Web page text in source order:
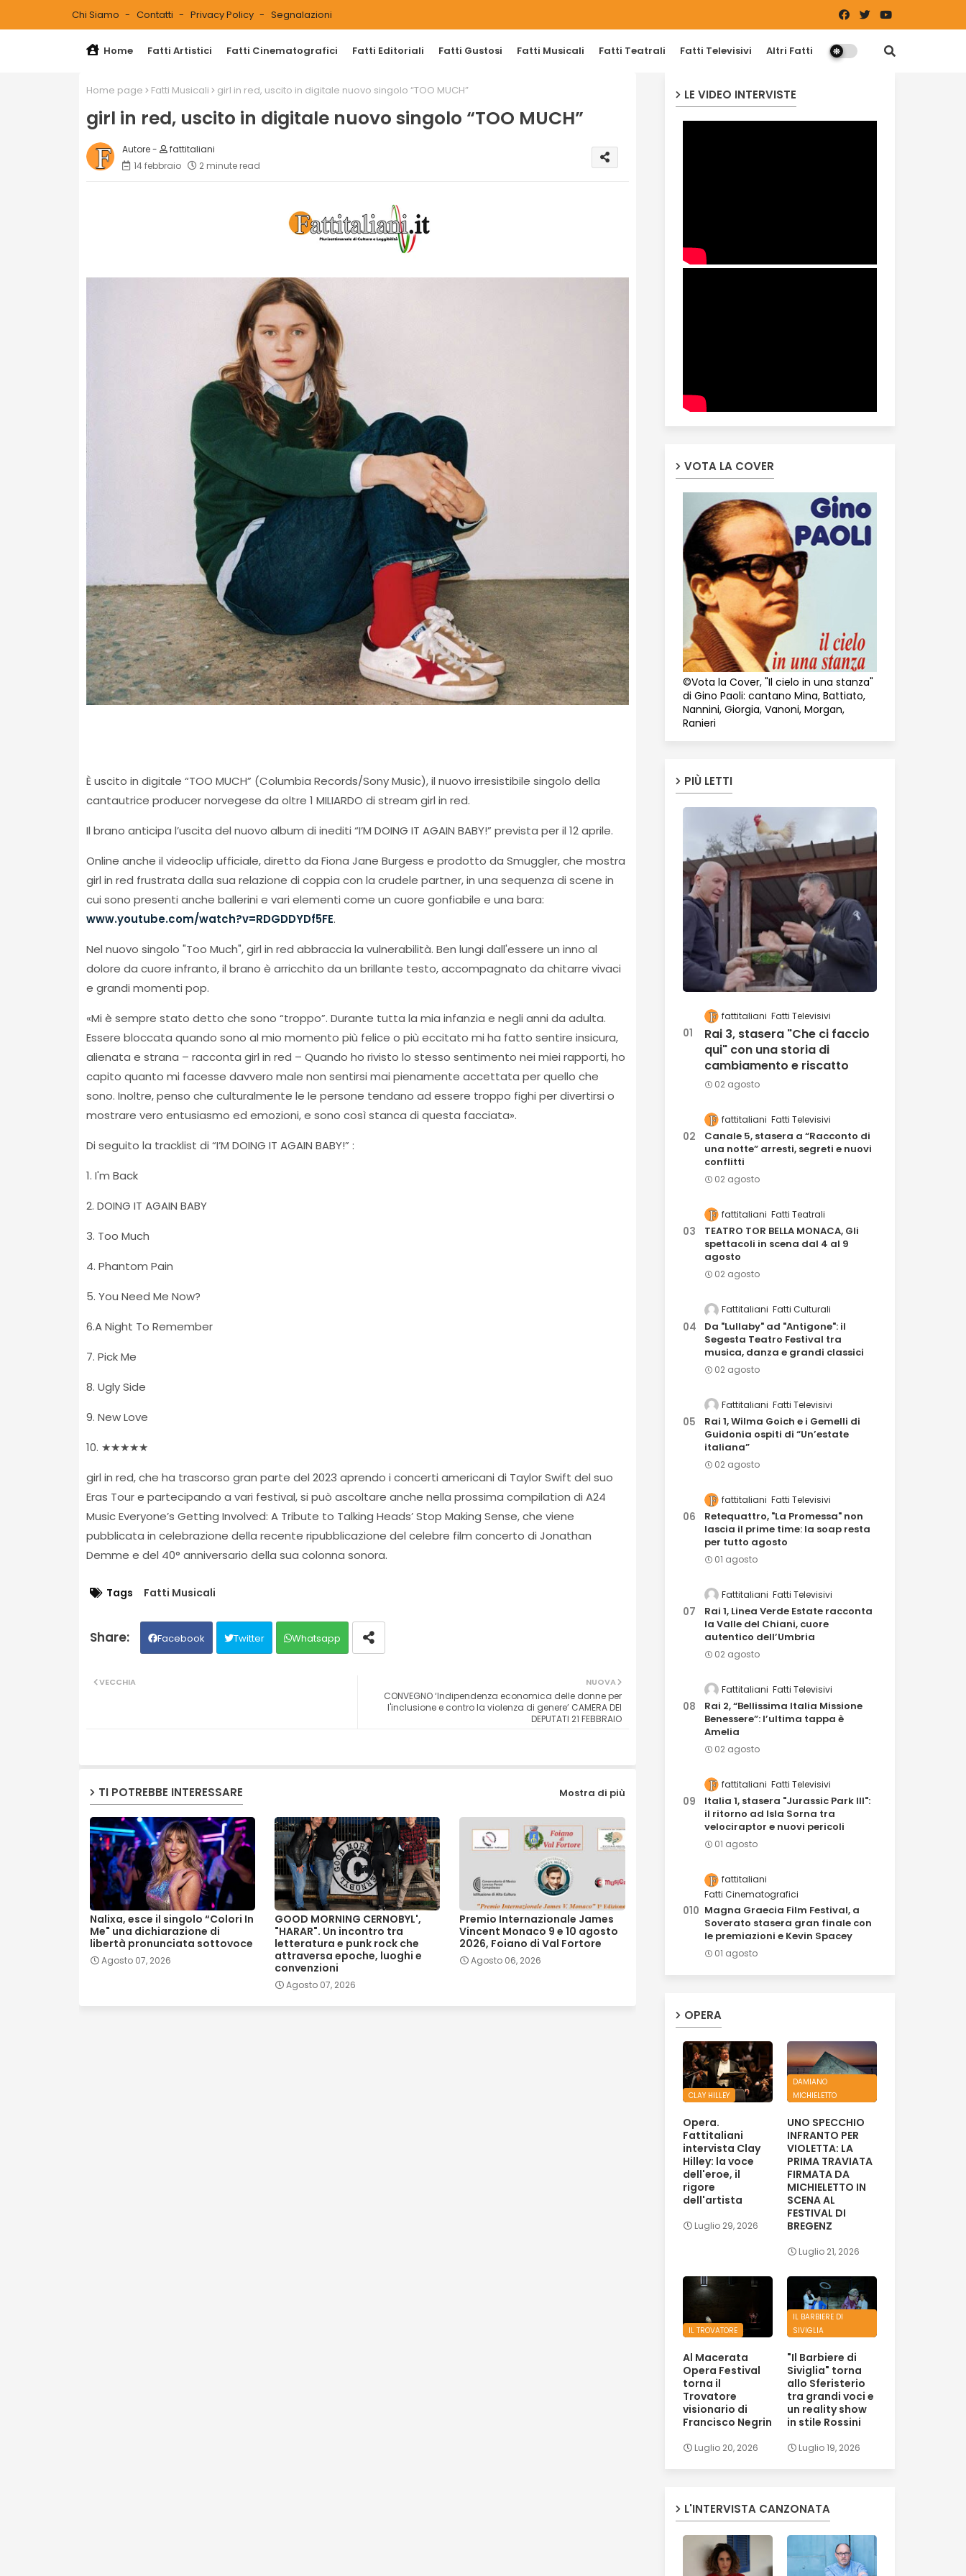
Chi Siamo Contatti Privacy Policy Segnalazioni
Home Fatti Artistici Fatti Cinematografici Fatti Editoriali Fatti Gustosi Fatti Musicali Fatti Teatrali Fatti Televisivi Altri Fatti
Home page Fatti Musicali girl in red, uscito in digitale nuovo singolo “TOO MUCH”
girl in red, uscito in digitale nuovo singolo “TOO MUCH”
fattitaliani
14 febbraio
2 minute read
È uscito in digitale “TOO MUCH” (Columbia Records/Sony Music), il nuovo irresistibile singolo della
cantautrice producer norvegese da oltre 1 MILIARDO di stream girl in red.
Il brano anticipa l’uscita del nuovo album di inediti “I’M DOING IT AGAIN BABY!” prevista per il 12 aprile.
Online anche il videoclip ufficiale, diretto da Fiona Jane Burgess e prodotto da Smuggler, che mostra
girl in red frustrata dalla sua relazione di coppia con la crudele partner, in una sequenza di scene in
cui sono presenti anche ballerini e vari elementi come un cuore gonfiabile e una bara:
www.youtube.com/watch?v=RDGDDYDf5FE.
Nel nuovo singolo "Too Much", girl in red abbraccia la vulnerabilità. Ben lungi dall'essere un inno al
dolore da cuore infranto, il brano è arricchito da un brillante testo, accompagnato da chitarre vivaci
e grandi momenti pop.
«Mi è sempre stato detto che sono “troppo”. Durante tutta la mia infanzia e negli anni da adulta.
Essere bloccata quando sono al mio momento più felice o più eccitato mi ha fatto sentire insicura,
alienata e strana – racconta girl in red – Quando ho rivisto lo stesso sentimento nei miei rapporti, ho
capito quanto mi facesse davvero male non sentirsi mai pienamente accettata per quello che
sono. Inoltre, penso che culturalmente le le persone tendano ad essere troppo fighi per divertirsi o
mostrare vero entusiasmo ed emozioni, e sono così stanca di questa facciata».
Di seguito la tracklist di “I’M DOING IT AGAIN BABY!” :
1. I'm Back
2. DOING IT AGAIN BABY
3. Too Much
4. Phantom Pain
5. You Need Me Now?
6.A Night To Remember
7. Pick Me
8. Ugly Side
9. New Love
10. ★★★★★
girl in red, che ha trascorso gran parte del 2023 aprendo i concerti americani di Taylor Swift del suo
Eras Tour e partecipando a vari festival, si può ascoltare anche nella prossima compilation di A24
Music Everyone’s Getting Involved: A Tribute to Talking Heads’ Stop Making Sense, che viene
pubblicata in celebrazione della recente ripubblicazione del celebre film concerto di Jonathan
Demme e del 40° anniversario della sua colonna sonora.
Tags Fatti Musicali
Facebook Twitter Whatsapp
NUOVA
CONVEGNO ‘Indipendenza economica delle donne per
l'inclusione e contro la violenza di genere’ CAMERA DEI
DEPUTATI 21 FEBBRAIO
VECCHIA
TI POTREBBE INTERESSARE Mostra di più
Nalixa, esce il singolo “Colori In
Me" una dichiarazione di
libertà pronunciata sottovoce
Agosto 07, 2026
GOOD MORNING CERNOBYL',
"HARAR". Un incontro tra
letteratura e punk rock che
attraversa epoche, luoghi e
convenzioni
Agosto 07, 2026
Premio Internazionale James
Vincent Monaco 9 e 10 agosto
2026, Foiano di Val Fortore
Agosto 06, 2026
LE VIDEO INTERVISTE
VOTA LA COVER
©Vota la Cover, "Il cielo in una stanza"
di Gino Paoli: cantano Mina, Battiato,
Nannini, Giorgia, Vanoni, Morgan,
Ranieri
PIÙ LETTI
fattitaliani Fatti Televisivi
Rai 3, stasera "Che ci faccio
qui" con una storia di
cambiamento e riscatto
02 agosto
fattitaliani Fatti Televisivi
Canale 5, stasera a “Racconto di
una notte” arresti, segreti e nuovi
conflitti
02 agosto
fattitaliani Fatti Teatrali
TEATRO TOR BELLA MONACA, Gli
spettacoli in scena dal 4 al 9
agosto
02 agosto
Fattitaliani Fatti Culturali
Da "Lullaby" ad "Antigone": il
Segesta Teatro Festival tra
musica, danza e grandi classici
02 agosto
Fattitaliani Fatti Televisivi
Rai 1, Wilma Goich e i Gemelli di
Guidonia ospiti di “Un’estate
italiana”
02 agosto
fattitaliani Fatti Televisivi
Retequattro, "La Promessa" non
lascia il prime time: la soap resta
per tutto agosto
01 agosto
Fattitaliani Fatti Televisivi
Rai 1, Linea Verde Estate racconta
la Valle del Chiani, cuore
autentico dell’Umbria
02 agosto
Fattitaliani Fatti Televisivi
Rai 2, “Bellissima Italia Missione
Benessere”: l’ultima tappa è
Amelia
02 agosto
fattitaliani Fatti Televisivi
Italia 1, stasera "Jurassic Park III":
il ritorno ad Isla Sorna tra
velociraptor e nuovi pericoli
01 agosto
fattitaliani
Fatti Cinematografici
Magna Graecia Film Festival, a
Soverato stasera gran finale con
le premiazioni e Kevin Spacey
01 agosto
OPERA
CLAY HILLEY
Opera.
Fattitaliani
intervista Clay
Hilley: la voce
dell'eroe, il
rigore
dell'artista
Luglio 29, 2026
DAMIANO
MICHIELETTO
UNO SPECCHIO
INFRANTO PER
VIOLETTA: LA
PRIMA TRAVIATA
FIRMATA DA
MICHIELETTO IN
SCENA AL
FESTIVAL DI
BREGENZ
Luglio 21, 2026
IL TROVATORE
Al Macerata
Opera Festival
torna il
Trovatore
visionario di
Francisco Negrin
Luglio 20, 2026
IL BARBIERE DI
SIVIGLIA
"Il Barbiere di
Siviglia" torna
allo Sferisterio
tra grandi voci e
un reality show
in stile Rossini
Luglio 19, 2026
L'INTERVISTA CANZONATA